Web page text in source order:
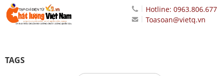
Hotline: 0963.806.677
Toasoan@vietq.vn
TAGS